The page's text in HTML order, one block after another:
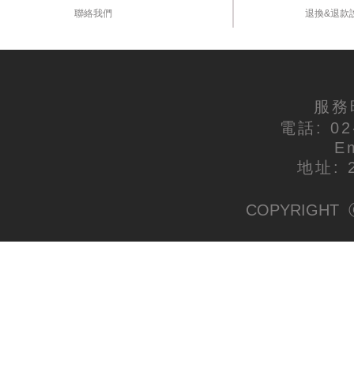
聯絡我們
退換&退款
服
電話:
地址:
COPYRIGHT